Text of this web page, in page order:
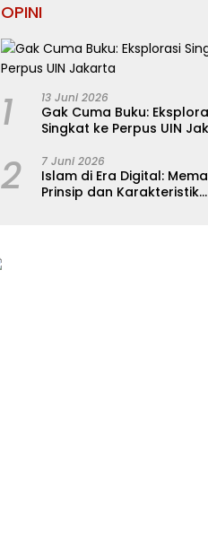
OPINI
1 13 Juni 2026
Gak Cuma Buku:
Singkat ke Perpus UIN
2 7 Juni 2026
Islam di Era Digital:
Prinsip dan Karakteristik